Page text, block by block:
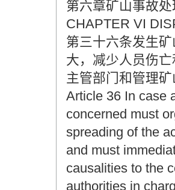
第六章矿山事故处
CHAPTER VI
第三十六条发生
大，减少人员伤
主管部门和管理
Article 36 In case
concerned must
spreading of the
and must
causalities to the
authorities in